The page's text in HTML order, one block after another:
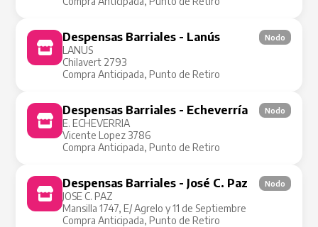
Despensas Barriales - Lanús
LANUS
Chilavert 2793
Compra Anticipada, Punto de Retiro
Nodo
Despensas Barriales - Echeverría
E. ECHEVERRIA
Vicente Lopez 3786
Compra Anticipada, Punto de Retiro
Nodo
Despensas Barriales - José C. Paz
JOSE C. PAZ
Mansilla 1747, E/ Agrelo y 11 de Septiembre
Compra Anticipada, Punto de Retiro
Nodo